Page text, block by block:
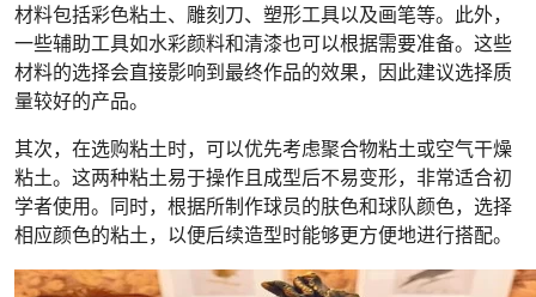
材料包括彩色粘土、雕刻刀、塑形工具以及画笔等。此外，
一些辅助工具如水彩颜料和清漆也可以根据需要准备。这些
材料的选择会直接影响到最终作品的效果，因此建议选择质
量较好的产品。
其次，在选购粘土时，可以优先考虑聚合物粘土或空气干燥
粘土。这两种粘土易于操作且成型后不易变形，非常适合初
学者使用。同时，根据所制作球员的肤色和球队颜色，选择
相应颜色的粘土，以便后续造型时能够更方便地进行搭配。